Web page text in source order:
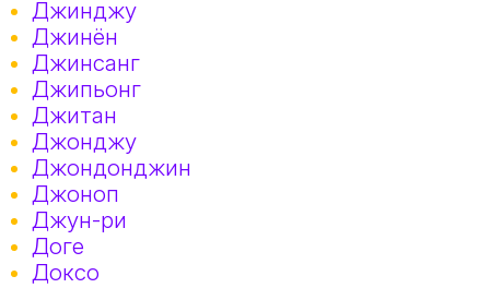
Джинджу
Джинён
Джинсанг
Джипьонг
Джитан
Джонджу
Джондонджин
Джоноп
Джун-ри
Доге
Доксо